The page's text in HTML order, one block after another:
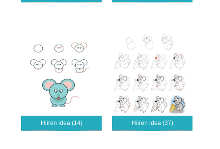
Hiiren idea (14) Hiiren idea (37)